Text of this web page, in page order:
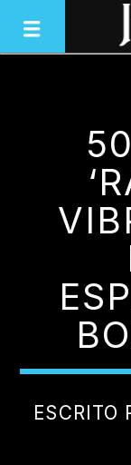
CANCIÓN
ESCRITO